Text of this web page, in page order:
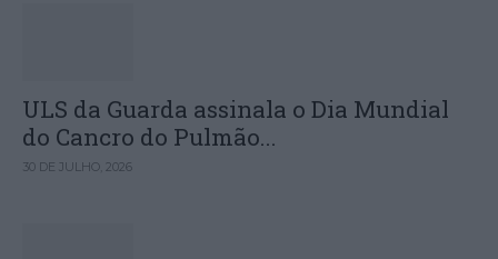
ULS da Guarda assinala o Dia Mundial
do Cancro do Pulmão...
30 DE JULHO, 2026